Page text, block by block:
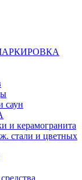
МАРКИРОВКА
саун
и керамогранита
стали и цветных